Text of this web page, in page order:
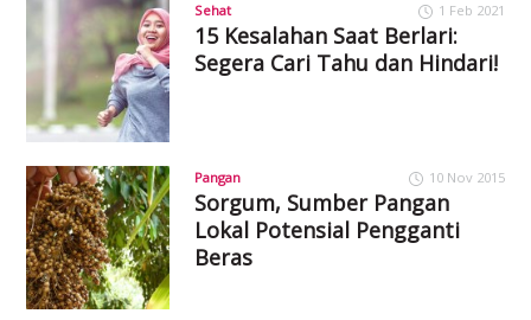
Sehat 1 Feb 2021
15 Kesalahan Saat Berlari:
Segera Cari Tahu dan Hindari!
Pangan 10 Nov 2015
Sorgum, Sumber Pangan
Lokal Potensial Pengganti
Beras